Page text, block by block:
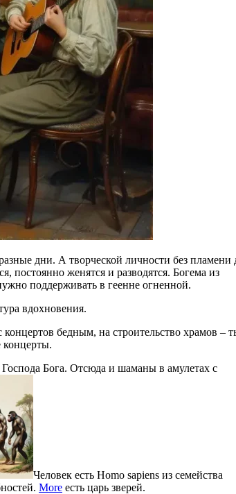
дни. А творческой личности без
постоянно женятся и разводятся. Богема из
поддерживать в геенне огненной.
вдохновения.
бедным, на строительство храмов –
концерты.
Бога. Отсюда и шаманы в амулетах с
Человек есть Homo sapiens из семейства
More есть царь зверей.